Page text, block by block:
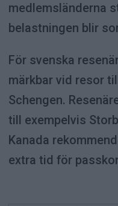
medlemsländerna
belastningen blir
För svenska
märkbar vid resor
Schengen.
till exempelvis
Kanada
extra tid för